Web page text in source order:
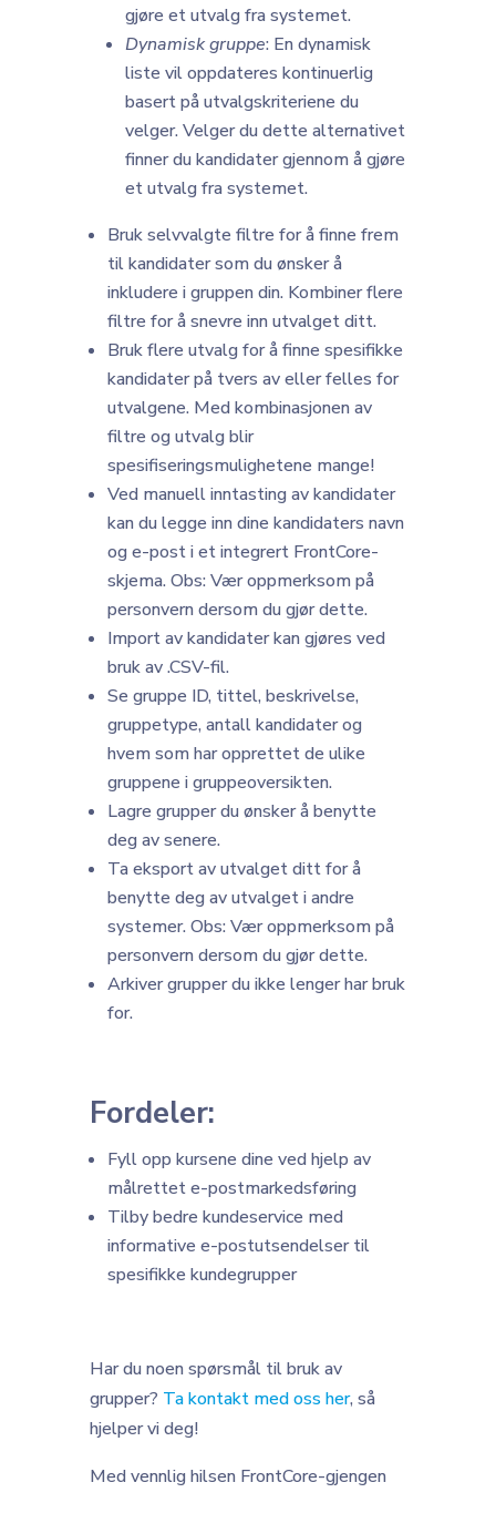
gjøre et utvalg fra systemet.
Dynamisk gruppe: En dynamisk
liste vil oppdateres kontinuerlig
basert på utvalgskriteriene du
velger. Velger du dette alternativet
finner du kandidater gjennom å gjøre
et utvalg fra systemet.
Bruk selvvalgte filtre for å finne frem
til kandidater som du ønsker å
inkludere i gruppen din. Kombiner flere
filtre for å snevre inn utvalget ditt.
Bruk flere utvalg for å finne spesifikke
kandidater på tvers av eller felles for
utvalgene. Med kombinasjonen av
filtre og utvalg blir
spesifiseringsmulighetene mange!
Ved manuell inntasting av kandidater
kan du legge inn dine kandidaters navn
og e-post i et integrert FrontCore-
skjema. Obs: Vær oppmerksom på
personvern dersom du gjør dette.
Import av kandidater kan gjøres ved
bruk av .CSV-fil.
Se gruppe ID, tittel, beskrivelse,
gruppetype, antall kandidater og
hvem som har opprettet de ulike
gruppene i gruppeoversikten.
Lagre grupper du ønsker å benytte
deg av senere.
Ta eksport av utvalget ditt for å
benytte deg av utvalget i andre
systemer. Obs: Vær oppmerksom på
personvern dersom du gjør dette.
Arkiver grupper du ikke lenger har bruk
for.
Fordeler:
Fyll opp kursene dine ved hjelp av
målrettet e-postmarkedsføring
Tilby bedre kundeservice med
informative e-postutsendelser til
spesifikke kundegrupper
Har du noen spørsmål til bruk av
grupper? Ta kontakt med oss her, så
hjelper vi deg!
Med vennlig hilsen FrontCore-gjengen